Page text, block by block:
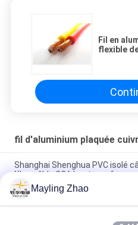
Fil en
flexible
fil d'aluminium plaquée
Shanghai Shenghua PVC isolé
Xlpe câble CCA haute
Câble CCA de haute
de cuivre solide isolé par PVC
Mayling Zhao